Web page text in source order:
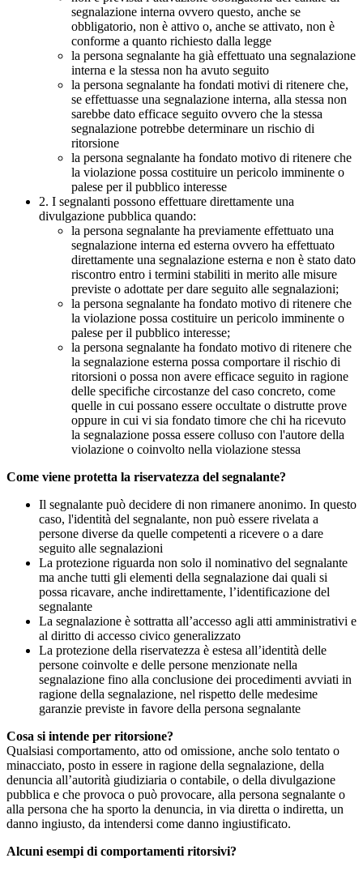
segnalazione interna ovvero questo, anche se
obbligatorio, non è attivo o, anche se attivato, non è
conforme a quanto richiesto dalla legge
la persona segnalante ha già effettuato una segnalazione
interna e la stessa non ha avuto seguito
la persona segnalante ha fondati motivi di ritenere che,
se effettuasse una segnalazione interna, alla stessa non
sarebbe dato efficace seguito ovvero che la stessa
segnalazione potrebbe determinare un rischio di
ritorsione
la persona segnalante ha fondato motivo di ritenere che
la violazione possa costituire un pericolo imminente o
palese per il pubblico interesse
2. I segnalanti possono effettuare direttamente una
divulgazione pubblica quando:
la persona segnalante ha previamente effettuato una
segnalazione interna ed esterna ovvero ha effettuato
direttamente una segnalazione esterna e non è stato dato
riscontro entro i termini stabiliti in merito alle misure
previste o adottate per dare seguito alle segnalazioni;
la persona segnalante ha fondato motivo di ritenere che
la violazione possa costituire un pericolo imminente o
palese per il pubblico interesse;
la persona segnalante ha fondato motivo di ritenere che
la segnalazione esterna possa comportare il rischio di
ritorsioni o possa non avere efficace seguito in ragione
delle specifiche circostanze del caso concreto, come
quelle in cui possano essere occultate o distrutte prove
oppure in cui vi sia fondato timore che chi ha ricevuto
la segnalazione possa essere colluso con l'autore della
violazione o coinvolto nella violazione stessa
Come viene protetta la riservatezza del segnalante?
Il segnalante può decidere di non rimanere anonimo. In questo
caso, l'identità del segnalante, non può essere rivelata a
persone diverse da quelle competenti a ricevere o a dare
seguito alle segnalazioni
La protezione riguarda non solo il nominativo del segnalante
ma anche tutti gli elementi della segnalazione dai quali si
possa ricavare, anche indirettamente, l’identificazione del
segnalante
La segnalazione è sottratta all’accesso agli atti amministrativi e
al diritto di accesso civico generalizzato
La protezione della riservatezza è estesa all’identità delle
persone coinvolte e delle persone menzionate nella
segnalazione fino alla conclusione dei procedimenti avviati in
ragione della segnalazione, nel rispetto delle medesime
garanzie previste in favore della persona segnalante
Cosa si intende per ritorsione?
Qualsiasi comportamento, atto od omissione, anche solo tentato o
minacciato, posto in essere in ragione della segnalazione, della
denuncia all’autorità giudiziaria o contabile, o della divulgazione
pubblica e che provoca o può provocare, alla persona segnalante o
alla persona che ha sporto la denuncia, in via diretta o indiretta, un
danno ingiusto, da intendersi come danno ingiustificato.
Alcuni esempi di comportamenti ritorsivi?